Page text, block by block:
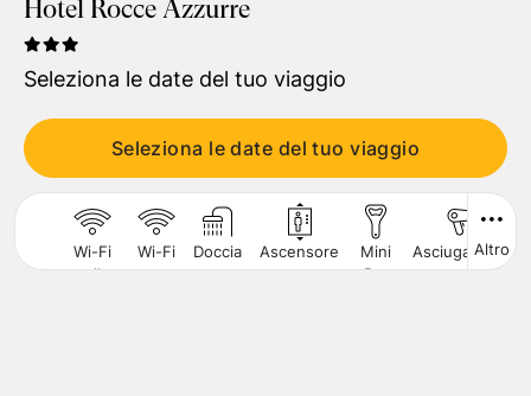
Viaggiatori
1Camera, 2Adulti
CERCA
Hotel Rocce Azzurre
Seleziona le date del tuo viaggio
Seleziona le date del tuo viaggio
Wi-Fi
nelle
Wi-Fi Doccia Ascensore
Mini
Bar
Asciugacapelli
Altro